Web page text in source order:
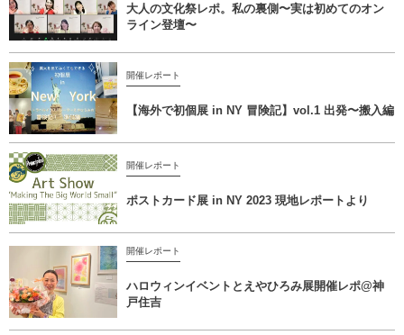
大人の文化祭レポ。私の裏側〜実は初めてのオン
ライン登壇〜
開催レポート
【海外で初個展 in NY 冒険記】vol.1 出発〜搬入編
開催レポート
ポストカード展 in NY 2023 現地レポートより
開催レポート
ハロウィンイベントとえやひろみ展開催レポ@神
戸住吉